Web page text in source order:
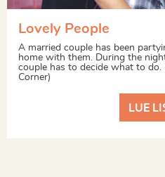
Lovely People
A married couple has been
home with them. During the
couple has to decide what to do.
Corner)
LUE